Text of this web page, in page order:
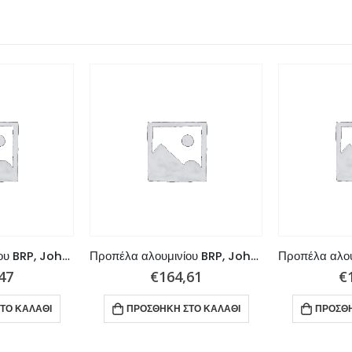
Προπέλα αλουμινίου BRP, Johnson , Evinrude 45 – 140 HP 3x14x11 R
ΚΑΛΆΘΙ
Προπέλα αλουμινίου BRP, Johnson , Evinrude , OMC Stern Drive 90 – 300 HP 3×14,2×23 R
€164,61
ΠΡΟΣΘΉΚΗ ΣΤΟ ΚΑΛΆΘΙ
€